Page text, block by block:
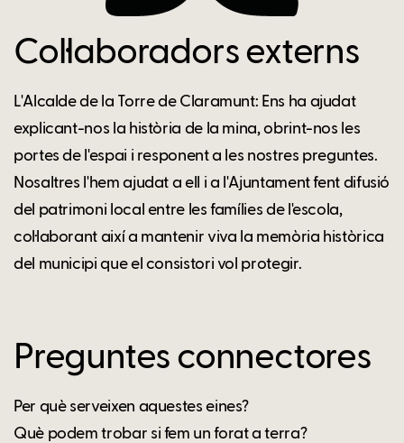
Col·laboradors externs
L'Alcalde de la Torre de Claramunt: Ens ha ajudat
explicant-nos la història de la mina, obrint-nos les
portes de l'espai i responent a les nostres preguntes.
Nosaltres l'hem ajudat a ell i a l'Ajuntament fent difusió
del patrimoni local entre les famílies de l'escola,
col·laborant així a mantenir viva la memòria històrica
del municipi que el consistori vol protegir.
Preguntes connectores
Per què serveixen aquestes eines?
Què podem trobar si fem un forat a terra?